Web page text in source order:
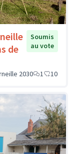
de
Soumis
au vote
2030 1 10